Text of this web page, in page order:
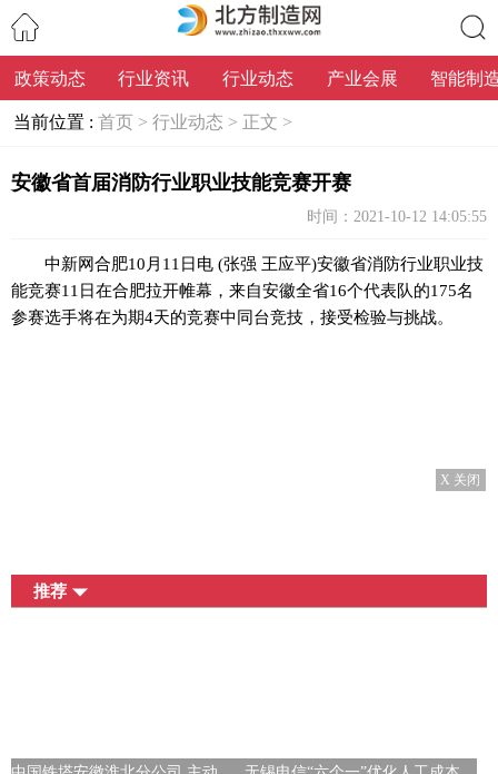
搜索
政策动态 行业资讯 行业动态 产业会展 智能制
当前位置 : 首页 > 行业动态 > 正文 >
安徽省首届消防行业职业技能竞赛开赛
时间：2021-10-12 14:05:55
中新网合肥10月11日电 (张强 王应平)安徽省消防行业职业技
能竞赛11日在合肥拉开帷幕，来自安徽全省16个代表队的175名
参赛选手将在为期4天的竞赛中同台竞技，接受检验与挑战。
X 关闭
推荐